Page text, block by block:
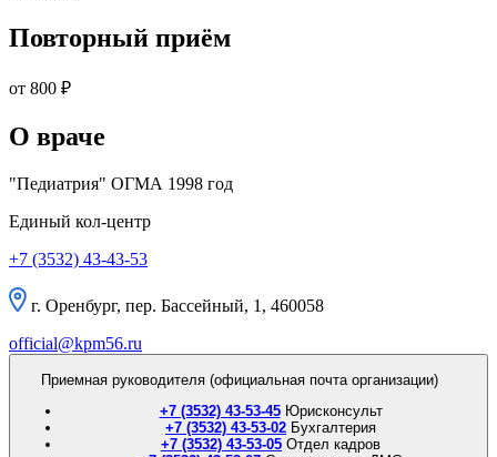
Повторный приём
от 800 ₽
О враче
"Педиатрия" ОГМА 1998 год
Единый кол-центр
+7 (3532) 43-43-53
г. Оренбург, пер. Бассейный, 1, 460058
official@kpm56.ru
Приемная руководителя (официальная почта организации)
+7 (3532) 43-53-45 Юрисконсульт
+7 (3532) 43-53-02 Бухгалтерия
+7 (3532) 43-53-05 Отдел кадров